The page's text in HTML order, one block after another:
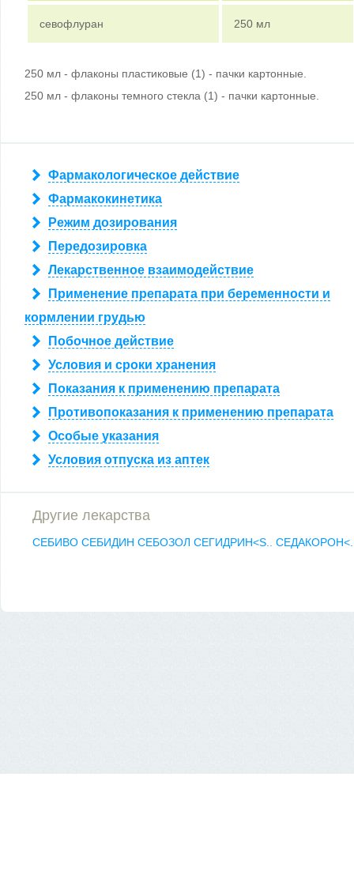
севофлуран 250 мл
250 мл - флаконы пластиковые (1) - пачки картонные.
250 мл - флаконы темного стекла (1) - пачки картонные.
Фармакологическое действие
Фармакокинетика
Режим дозирования
Передозировка
Лекарственное взаимодействие
Применение препарата при беременности и
кормлении грудью
Побочное действие
Условия и сроки хранения
Показания к применению препарата
Противопоказания к применению препарата
Особые указания
Условия отпуска из аптек
Другие лекарства
СЕБИВО СЕБИДИН СЕБОЗОЛ СЕГИДРИН<S..